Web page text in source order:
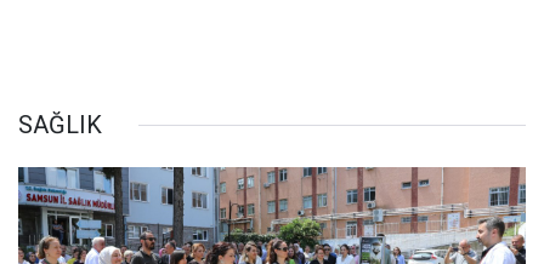
SAĞLIK